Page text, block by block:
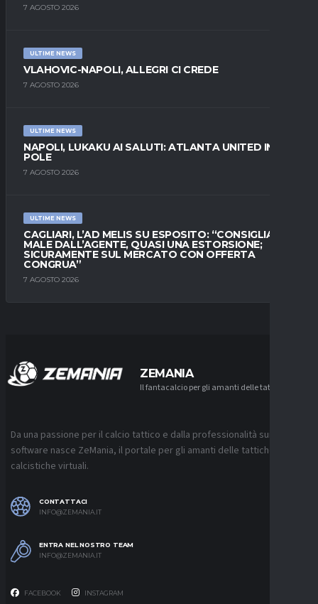
7 AGOSTO 2026
ULTIME NEWS
VLAHOVIC-NAPOLI, ALLEGRI CI CREDE
7 AGOSTO 2026
ULTIME NEWS
NAPOLI, LUKAKU AI SALUTI: ATLANTA UNITED IN
POLE
7 AGOSTO 2026
ULTIME NEWS
CAGLIARI, L’AD MELIS SU ESPOSITO: “CONSIGLIATO
MALE DALL’AGENTE, QUASI UNA ESTORSIONE;
SICURAMENTE SUL MERCATO CON OFFERTA
CONGRUA”
7 AGOSTO 2026
ZEMANIA
Il fantacalcio per gli amanti delle tattiche
Da una passione per il calcio tattico e dalla professionalità sui
software nasce ZeMania, il portale per gli amanti delle tattiche
calcistiche virtuali.
CONTATTACI
INFO@ZEMANIA.IT
ENTRA NEL NOSTRO TEAM
INFO@ZEMANIA.IT
FACEBOOK INSTAGRAM